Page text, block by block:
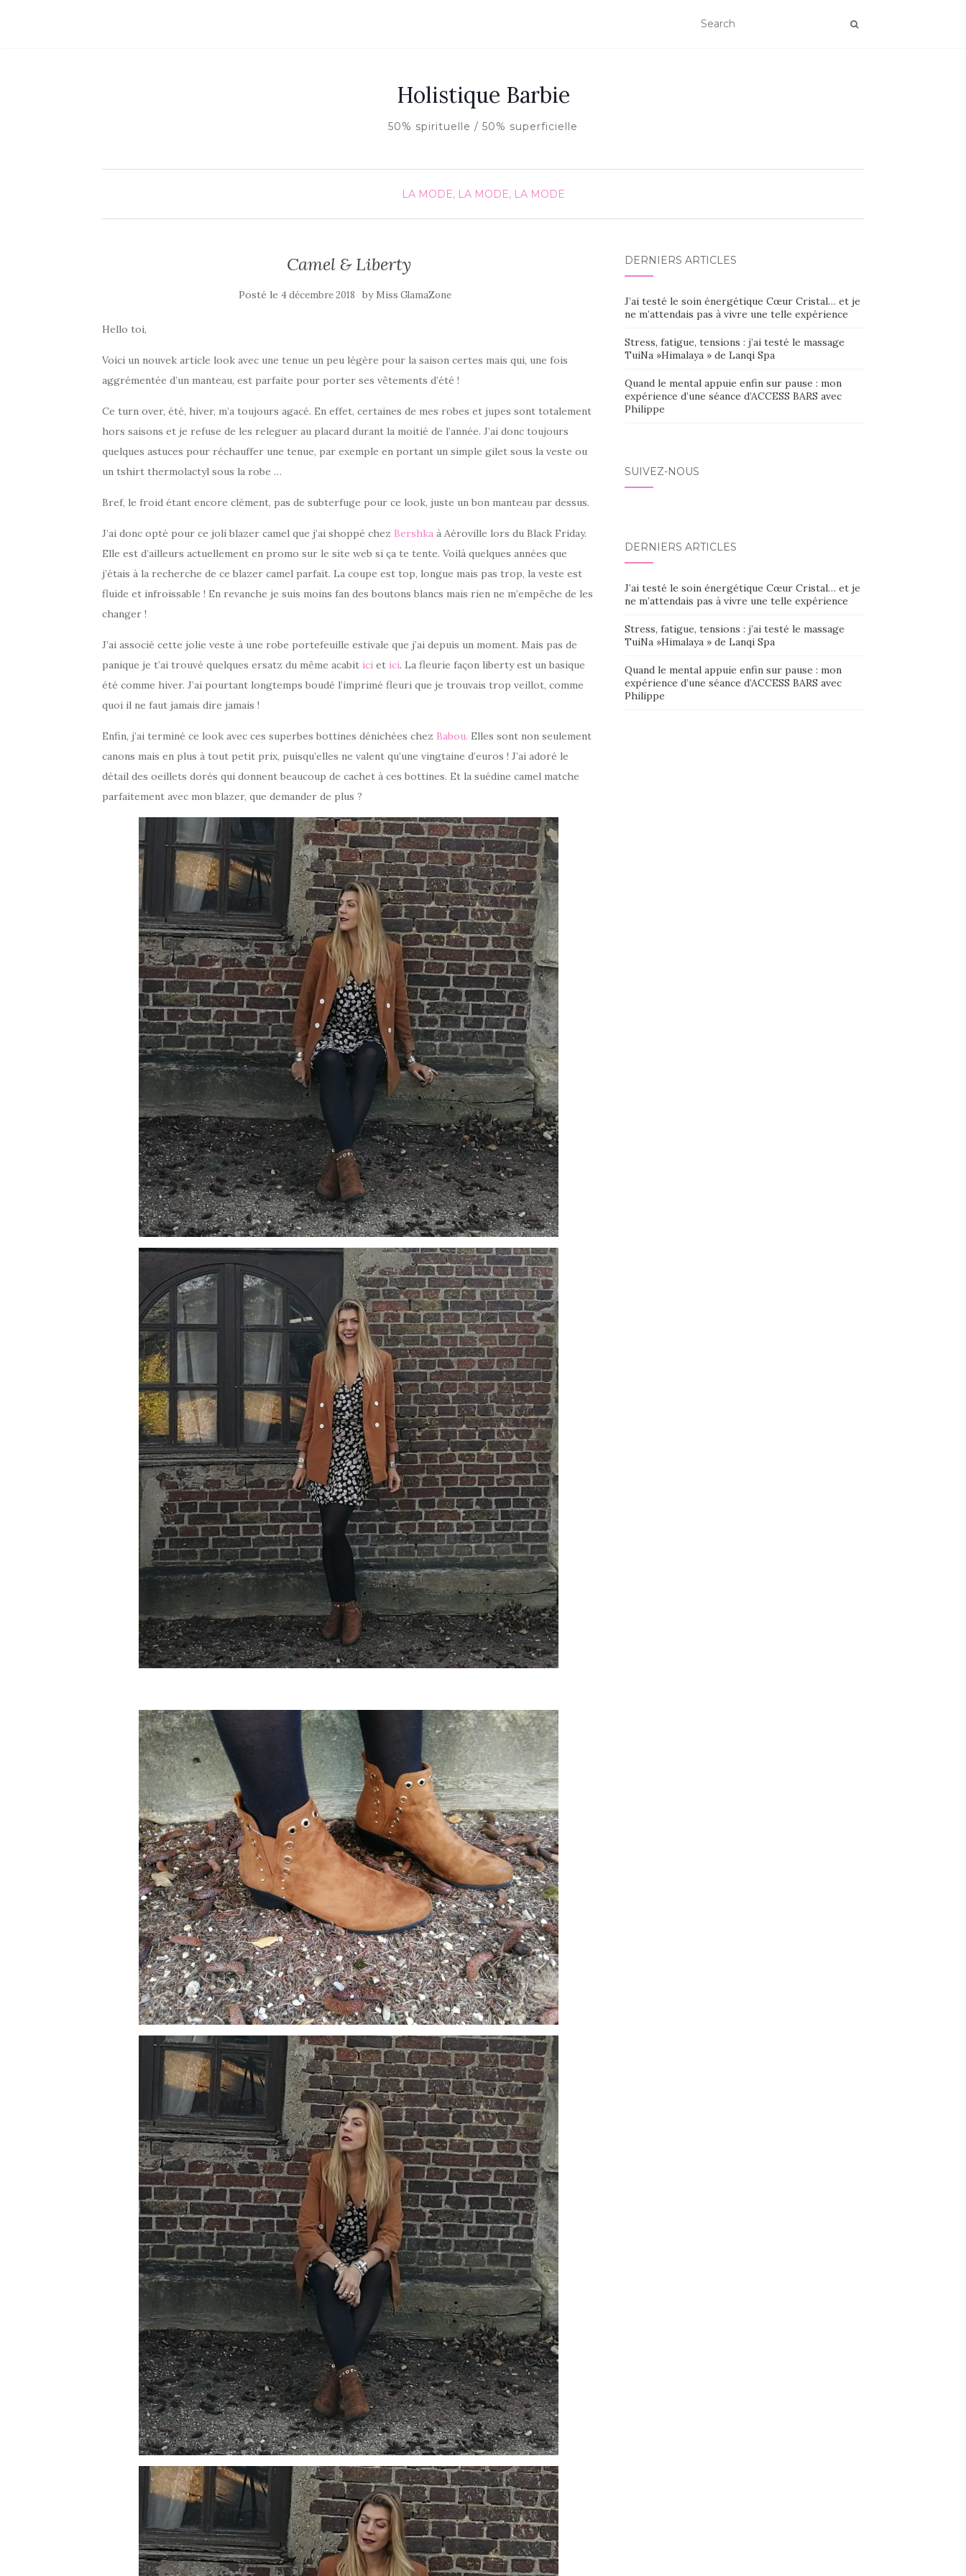
Holistique Barbie
50% spirituelle / 50% superficielle
LA MODE, LA MODE, LA MODE
Camel & Liberty
Posté le4 décembre 2018 by Miss GlamaZone
Hello toi,
Voici un nouvek article look avec une tenue un peu légère pour la saison certes mais qui, une fois
aggrémentée d’un manteau, est parfaite pour porter ses vêtements d’été !
Ce turn over, été, hiver, m’a toujours agacé. En effet, certaines de mes robes et jupes sont totalement
hors saisons et je refuse de les releguer au placard durant la moitié de l’année. J’ai donc toujours
quelques astuces pour réchauffer une tenue, par exemple en portant un simple gilet sous la veste ou
un tshirt thermolactyl sous la robe …
Bref, le froid étant encore clément, pas de subterfuge pour ce look, juste un bon manteau par dessus.
J’ai donc opté pour ce joli blazer camel que j’ai shoppé chez Bershka à Aéroville lors du Black Friday.
Elle est d’ailleurs actuellement en promo sur le site web si ça te tente. Voilà quelques années que
j’étais à la recherche de ce blazer camel parfait. La coupe est top, longue mais pas trop, la veste est
fluide et infroissable ! En revanche je suis moins fan des boutons blancs mais rien ne m’empêche de les
changer !
J’ai associé cette jolie veste à une robe portefeuille estivale que j’ai depuis un moment. Mais pas de
panique je t’ai trouvé quelques ersatz du même acabit ici et ici. La fleurie façon liberty est un basique
été comme hiver. J’ai pourtant longtemps boudé l’imprimé fleuri que je trouvais trop veillot, comme
quoi il ne faut jamais dire jamais !
Enfin, j’ai terminé ce look avec ces superbes bottines dénichées chez Babou. Elles sont non seulement
canons mais en plus à tout petit prix, puisqu’elles ne valent qu’une vingtaine d’euros ! J’ai adoré le
détail des oeillets dorés qui donnent beaucoup de cachet à ces bottines. Et la suédine camel matche
parfaitement avec mon blazer, que demander de plus ?
DERNIERS ARTICLES
J’ai testé le soin énergétique Cœur Cristal… et je
ne m’attendais pas à vivre une telle expérience
Stress, fatigue, tensions : j’ai testé le massage
TuiNa »Himalaya » de Lanqi Spa
Quand le mental appuie enfin sur pause : mon
expérience d’une séance d’ACCESS BARS avec
Philippe
SUIVEZ-NOUS
DERNIERS ARTICLES
J’ai testé le soin énergétique Cœur Cristal… et je
ne m’attendais pas à vivre une telle expérience
Stress, fatigue, tensions : j’ai testé le massage
TuiNa »Himalaya » de Lanqi Spa
Quand le mental appuie enfin sur pause : mon
expérience d’une séance d’ACCESS BARS avec
Philippe